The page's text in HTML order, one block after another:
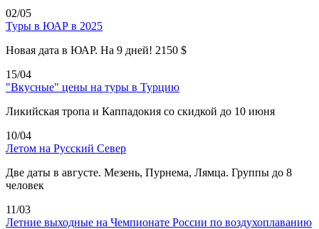
02/05
Туры в ЮАР в 2025
Новая дата в ЮАР. На 9 дней! 2150 $
15/04
"Вкусные" цены на туры в Турцию
Ликийская тропа и Каппадокия со скидкой до 10 июня
10/04
Летом на Русский Север
Две даты в августе. Мезень, Пурнема, Лямца. Группы до 8
человек
11/03
Летние выходные на Чемпионате России по воздухоплаванию